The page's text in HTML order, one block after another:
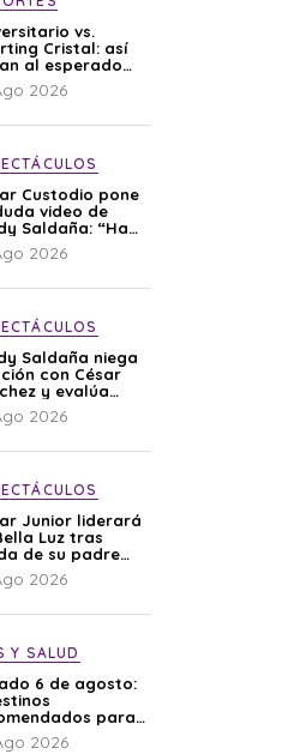
vs.
Cristal: así
al esperado
2026
Custodio pone
video de
Saldaña: “Hay
que de repente
editado”
2026
Saldaña niega
con César
y evalúa
a su
“Es una
2026
Junior liderará
Luz tras
de su padre
con
Saldaña
2026
Y SALUD
6 de agosto:
para
el descanso
2026